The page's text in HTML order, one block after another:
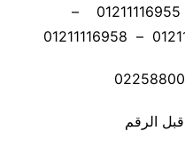
موبايل: 01211116954 – 01211116955 –